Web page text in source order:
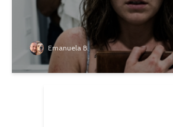
Emanuela B.